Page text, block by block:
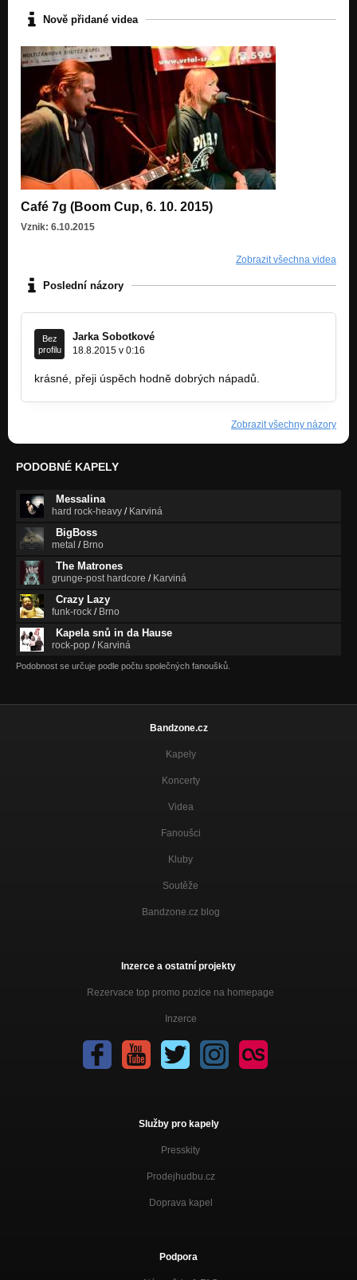
Nově přidané videa
Café 7g (Boom Cup, 6. 10. 2015)
Vznik: 6.10.2015
Zobrazit všechna videa
Poslední názory
Bez
profilu
Jarka Sobotkové
18.8.2015 v 0:16
krásné, přeji úspěch hodně dobrých nápadů.
Zobrazit všechny názory
PODOBNÉ KAPELY
Messalina
hard rock-heavy / Karviná
BigBoss
metal / Brno
The Matrones
grunge-post hardcore / Karviná
Crazy Lazy
funk-rock / Brno
Kapela snů in da Hause
rock-pop / Karviná
Podobnost se určuje podle počtu společných fanoušků.
Bandzone.cz
Kapely
Koncerty
Videa
Fanoušci
Kluby
Soutěže
Bandzone.cz blog
Inzerce a ostatní projekty
Rezervace top promo pozice na homepage
Inzerce
Služby pro kapely
Presskity
Prodejhudbu.cz
Doprava kapel
Podpora